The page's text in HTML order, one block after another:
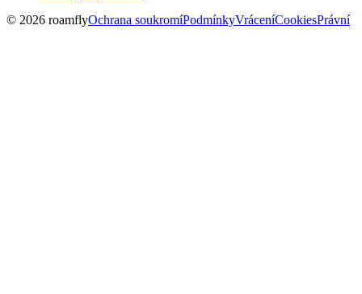
© 2026 roamflyOchrana soukromíPodmínkyVráceníCookiesPrávní